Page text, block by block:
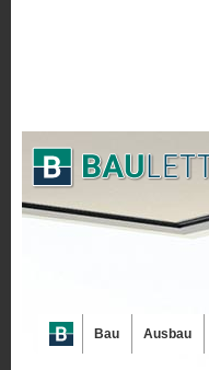
Bau Ausbau